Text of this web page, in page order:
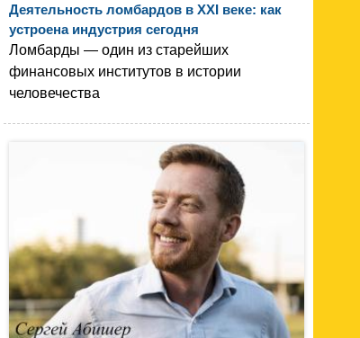
Деятельность ломбардов в XXI веке: как
устроена индустрия сегодня
Ломбарды — один из старейших
финансовых институтов в истории
человечества